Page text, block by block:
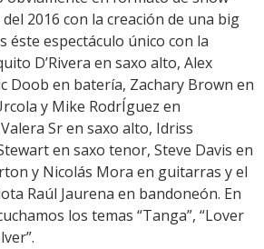
2016 con la creación de una big
éste espectáculo único con la
D’Rivera en saxo alto, Alex
Doob en batería, Zachary Brown en
y Mike RodrÍguez en
Sr en saxo alto, Idriss
en saxo tenor, Steve Davis en
y Nicolás Mora en guitarras y el
Raúl Jaurena en bandoneón. En
los temas “Tanga”, “Lover